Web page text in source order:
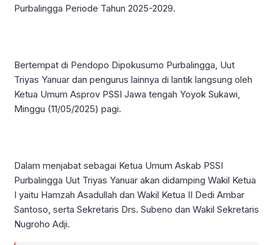
Purbalingga Periode Tahun 2025-2029.
Bertempat di Pendopo Dipokusumo Purbalingga, Uut
Triyas Yanuar dan pengurus lainnya di lantik langsung oleh
Ketua Umum Asprov PSSI Jawa tengah Yoyok Sukawi,
Minggu (11/05/2025) pagi.
Dalam menjabat sebagai Ketua Umum Askab PSSI
Purbalingga Uut Triyas Yanuar akan didamping Wakil Ketua
I yaitu Hamzah Asadullah dan Wakil Ketua II Dedi Ambar
Santoso, serta Sekretaris Drs. Subeno dan Wakil Sekretaris
Nugroho Adji.